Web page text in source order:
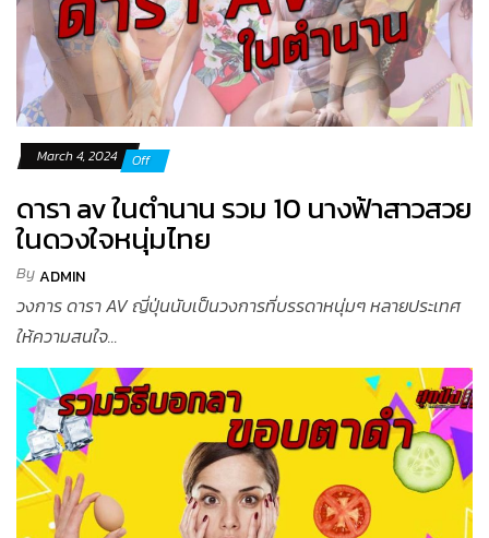
March 4, 2024 Off
ดารา av ในตำนาน รวม 10 นางฟ้าสาวสวย
ในดวงใจหนุ่มไทย
ByADMIN
วงการ ดารา AV ญี่ปุ่นนับเป็นวงการที่บรรดาหนุ่มๆ หลายประเทศ
ให้ความสนใจ...